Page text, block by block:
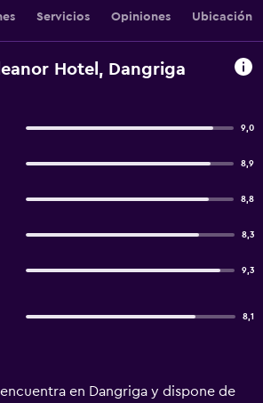
Servicios Opiniones Ubicación
Hotel, Dangriga
9,0
8,9
8,8
8,3
9,3
8,1
en Dangriga y dispone de